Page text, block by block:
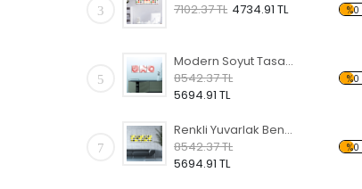
3
7102.37 TL 4734.91 TL %0
5
Modern Soyut Tasarım 9 Kanvas Tablo
8542.37 TL
5694.91 TL
%0
7
Renkli Yuvarlak Benekler Temalı Kanvas Tablo
8542.37 TL
5694.91 TL
%0